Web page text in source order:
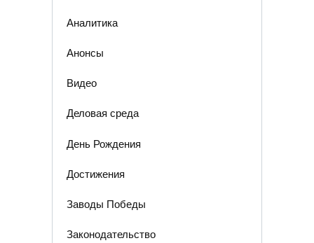
Аналитика
Анонсы
Видео
Деловая среда
День Рождения
Достижения
Заводы Победы
Законодательство